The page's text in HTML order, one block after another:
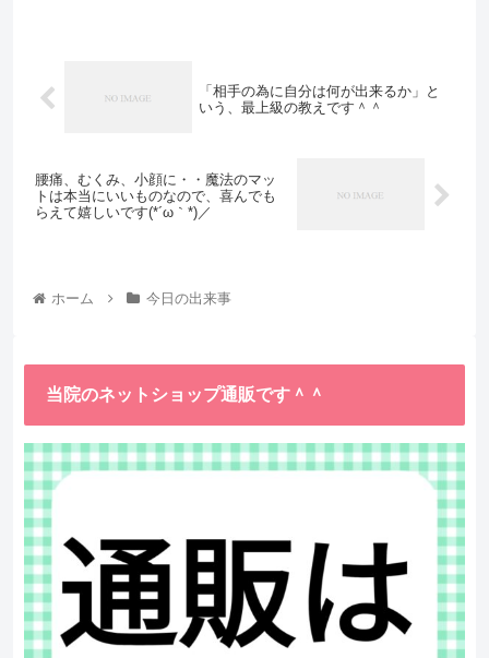
「相手の為に自分は何が出来るか」と
いう、最上級の教えです＾＾
腰痛、むくみ、小顔に・・魔法のマッ
トは本当にいいものなので、喜んでも
らえて嬉しいです(*´ω｀*)／
ホーム 今日の出来事
当院のネットショップ通販です＾＾